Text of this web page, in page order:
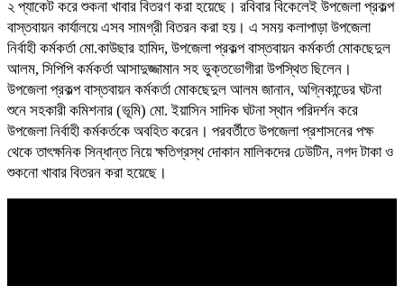
২ প্যাকেট করে শুকনা খাবার বিতরণ করা হয়েছে। রবিবার বিকেলেই উপজেলা প্রকল্প
বাস্তবায়ন কার্যালয়ে এসব সামগ্রী বিতরন করা হয়। এ সময় কলাপাড়া উপজেলা
নির্বাহী কর্মকর্তা মো.কাউছার হামিদ, উপজেলা প্রকল্প বাস্তবায়ন কর্মকর্তা মোকছেদুল
আলম, সিপিপি কর্মকর্তা আসাদুজ্জামান সহ ভুক্তভোগীরা উপস্থিত ছিলেন।
উপজেলা প্রকল্প বাস্তবায়ন কর্মকর্তা মোকছেদুল আলম জানান, অগ্নিকান্ডের ঘটনা
শুনে সহকারী কমিশনার (ভূমি) মো. ইয়াসিন সাদিক ঘটনা স্থান পরিদর্শন করে
উপজেলা নির্বাহী কর্মকর্তকে অবহিত করেন। পরবর্তীতে উপজেলা প্রশাসনের পক্ষ
থেকে তাৎক্ষনিক সিন্ধান্ত নিয়ে ক্ষতিগ্রস্থ দোকান মালিকদের ঢেউটিন, নগদ টাকা ও
শুকনো খাবার বিতরন করা হয়েছে।